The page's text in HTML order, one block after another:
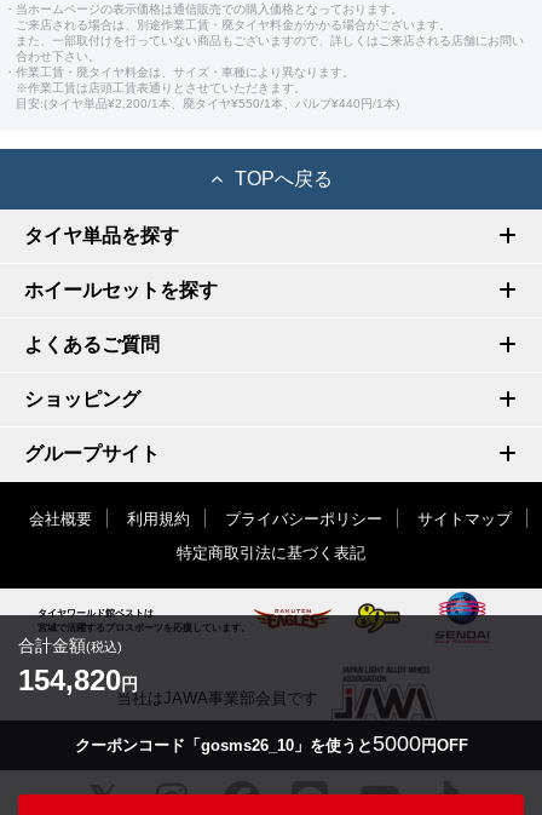
合計金額(税込)
154,820円
クーポンコード「gosms26_10」を使うと5000円OFF
・当ホームページの表示価格は通信販売での購入価格となっております。
ご来店される場合は、別途作業工賃・廃タイヤ料金がかかる場合がございます。
また、一部取付けを行っていない商品もございますので、詳しくはご来店される店舗にお問い
合わせ下さい。
・作業工賃・廃タイヤ料金は、サイズ・車種により異なります。
※作業工賃は店頭工賃表通りとさせていただきます。
目安:(タイヤ単品¥2,200/1本、廃タイヤ¥550/1本、バルブ¥440円/1本)
TOPへ戻る
タイヤ単品を探す
ホイールセットを探す
よくあるご質問
ショッピング
グループサイト
会社概要 利用規約 プライバシーポリシー
サイトマップ
特定商取引法に基づく表記
タイヤワールド館ベストは
宮城で活躍するプロスポーツを応援しています。
当社はJAWA事業部会員です